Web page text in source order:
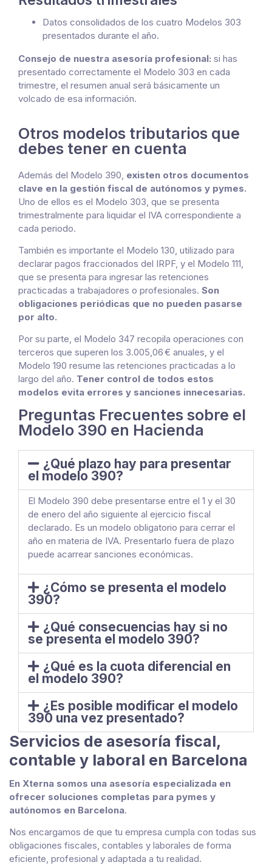
Datos consolidados de los cuatro Modelos 303
presentados durante el año.
Consejo de nuestra asesoría profesional: si has
presentado correctamente el Modelo 303 en cada
trimestre, el resumen anual será básicamente un
volcado de esa información.
Otros modelos tributarios que
debes tener en cuenta
Además del Modelo 390, existen otros documentos
clave en la gestión fiscal de autónomos y pymes.
Uno de ellos es el Modelo 303, que se presenta
trimestralmente para liquidar el IVA correspondiente a
cada periodo.
También es importante el Modelo 130, utilizado para
declarar pagos fraccionados del IRPF, y el Modelo 111,
que se presenta para ingresar las retenciones
practicadas a trabajadores o profesionales. Son
obligaciones periódicas que no pueden pasarse
por alto.
Por su parte, el Modelo 347 recopila operaciones con
terceros que superen los 3.005,06 € anuales, y el
Modelo 190 resume las retenciones practicadas a lo
largo del año. Tener control de todos estos
modelos evita errores y sanciones innecesarias.
Preguntas Frecuentes sobre el
Modelo 390 en Hacienda
¿Qué plazo hay para presentar
el modelo 390?
El Modelo 390 debe presentarse entre el 1 y el 30
de enero del año siguiente al ejercicio fiscal
declarado. Es un modelo obligatorio para cerrar el
año en materia de IVA. Presentarlo fuera de plazo
puede acarrear sanciones económicas.
¿Cómo se presenta el modelo
390?
¿Qué consecuencias hay si no
se presenta el modelo 390?
¿Qué es la cuota diferencial en
el modelo 390?
¿Es posible modificar el modelo
390 una vez presentado?
Servicios de asesoría fiscal,
contable y laboral en Barcelona
En Xterna somos una asesoría especializada en
ofrecer soluciones completas para pymes y
autónomos en Barcelona.
Nos encargamos de que tu empresa cumpla con todas sus
obligaciones fiscales, contables y laborales de forma
eficiente, profesional y adaptada a tu realidad.